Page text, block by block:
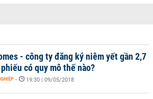
- công ty đăng ký niêm yết gần 2,7
có quy mô thế nào?
- 19:30 | 09/05/2018